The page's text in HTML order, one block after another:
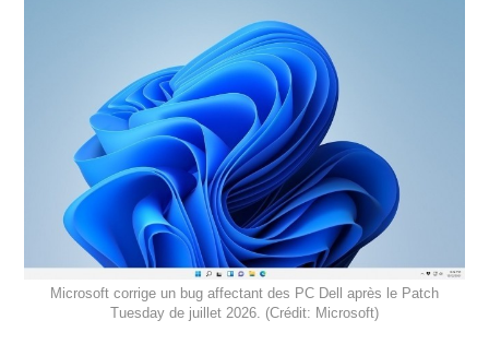
Microsoft corrige un bug affectant des PC Dell après le Patch
Tuesday de juillet 2026. (Crédit: Microsoft)